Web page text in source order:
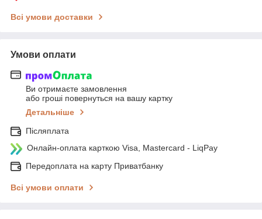
Всі умови доставки
Умови оплати
Ви отримаєте замовлення
або гроші повернуться на вашу картку
Детальніше
Післяплата
Онлайн-оплата карткою Visa, Mastercard - LiqPay
Передоплата на карту Приватбанку
Всі умови оплати